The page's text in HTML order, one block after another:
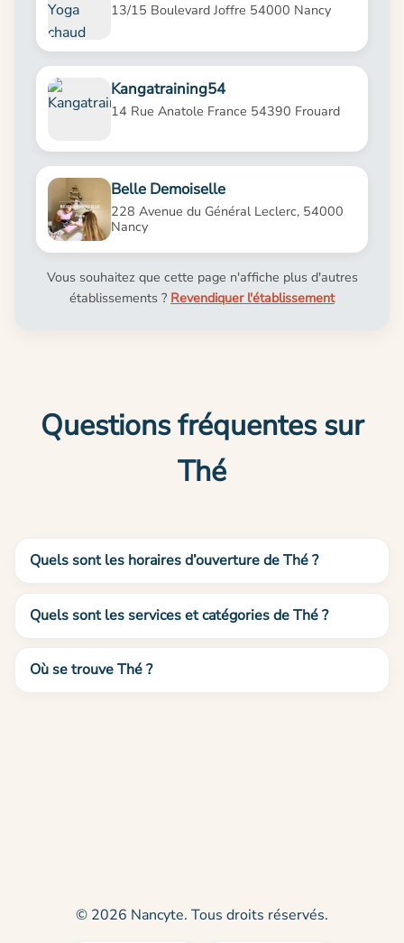
13/15 Boulevard Joffre 54000 Nancy
Kangatraining54
14 Rue Anatole France 54390 Frouard
Belle Demoiselle
228 Avenue du Général Leclerc, 54000
Nancy
Vous souhaitez que cette page n'affiche plus d'autres
établissements ? Revendiquer l'établissement
Questions fréquentes sur
Thé
Quels sont les horaires d’ouverture de Thé ?
Quels sont les services et catégories de Thé ?
Où se trouve Thé ?
© 2026 Nancyte. Tous droits réservés.